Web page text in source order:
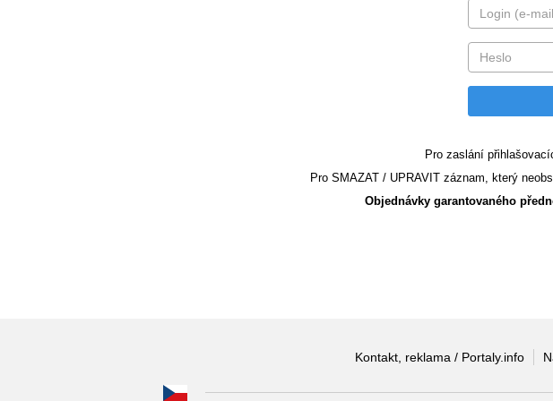
Pro zaslání
Pro SMAZAT / UPRAVIT záznam, který
Objednávky garantovaného
Kontakt, reklama / Portaly.info